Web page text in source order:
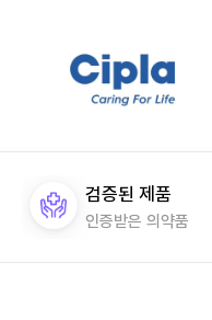
검증된 제품
인증받은 의약품